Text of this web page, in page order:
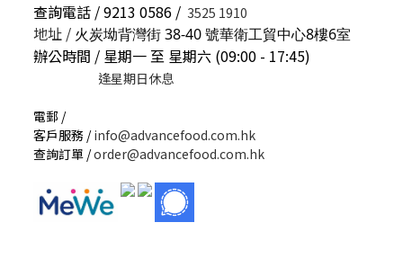
查詢電話 / 9213 0586 / 3525 1910
地址 / 火炭坳背灣街 38-40 號華衛工貿中心8樓6室
辦公時間 / 星期一 至 星期六 (09:00 - 17:45)
逢星期日休息
電郵 /
客戶服務 /info@advancefood.com.hk
查詢訂單 /order@advancefood.com.hk